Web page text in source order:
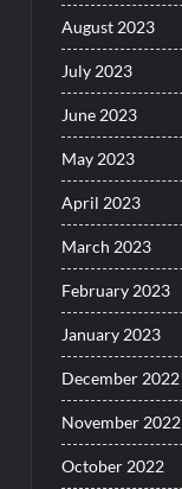
August 2023
July 2023
June 2023
May 2023
April 2023
March 2023
February 2023
January 2023
December 2022
November 2022
October 2022